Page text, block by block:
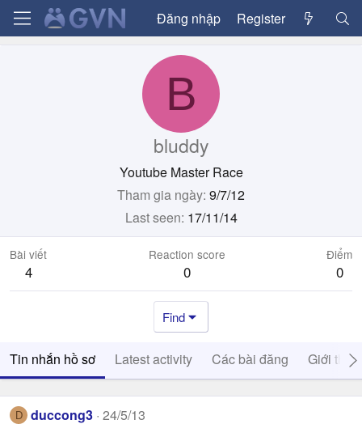
Đăng nhập Register
B
bluddy
Youtube Master Race
Tham gia ngày 9/7/12
Last seen 17/11/14
Bài viết
4
Reaction score
0
Điểm
0
Find
Tin nhắn hồ sơ Latest activity Các bài đăng Giới thiệu
D duccong3 24/5/13